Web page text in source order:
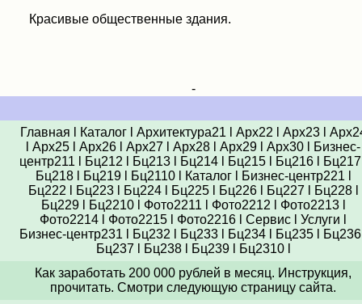
Красивые общественные здания.
-
Главная Каталогl Архитектура21 Арх22 Арх23l
Арх25 Арх26 Арх27 Арх28 Арх29 Арх30
Бизнес-
центр211
Бц212 Бц213l Бц214l Бц215l Бц216l Бц217
Бц218l Бц219l Бц2110l Каталогl Бизнес-центр221
Бц222
Бц223l Бц224l Бц225l Бц226l Бц227 Бц228l
Бц229l Бц2210l Фото2211 Фото2212 Фото2213l
Фото2214
Фото2215 Фото2216 Сервис Услуги
Бизнес-центр231
Бц232 Бц233l Бц234l Бц235l Бц236
Бц237
Бц238l Бц239l Бц2310l
Как заработать 200 000 рублей в месяц. Инструкция,
прочитать. Смотри следующую страницу сайта.